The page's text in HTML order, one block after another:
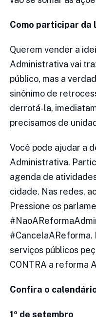
Como participar da
Querem vender a
Administrativa vai
público, mas a
sinônimo de
derrotá-la,
precisamos de
Você pode ajudar a
Administrativa.
agenda de
cidade. Nas redes,
Pressione os
#CancelaAReforma.
serviços públicos
CONTRA a reforma
Confira o
1º de setembro